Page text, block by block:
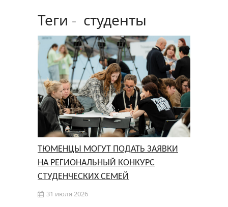
Теги - студенты
ТЮМЕНЦЫ МОГУТ ПОДАТЬ ЗАЯВКИ
НА РЕГИОНАЛЬНЫЙ КОНКУРС
СТУДЕНЧЕСКИХ СЕМЕЙ
31 июля 2026